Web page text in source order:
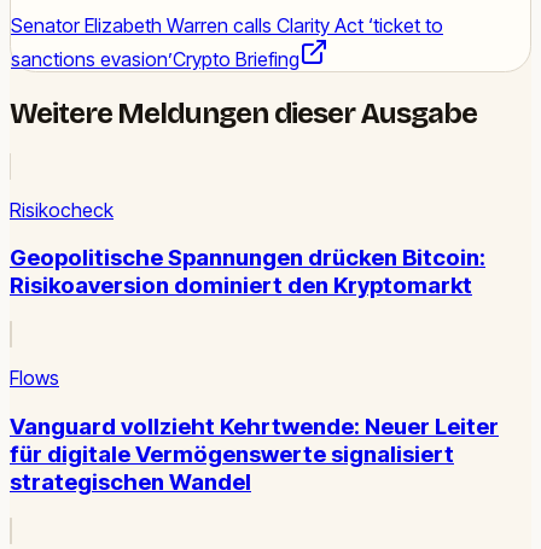
Senator Elizabeth Warren calls Clarity Act ‘ticket to
sanctions evasion’Crypto Briefing
Weitere Meldungen dieser Ausgabe
Risikocheck
Geopolitische Spannungen drücken Bitcoin:
Risikoaversion dominiert den Kryptomarkt
Flows
Vanguard vollzieht Kehrtwende: Neuer Leiter
für digitale Vermögenswerte signalisiert
strategischen Wandel